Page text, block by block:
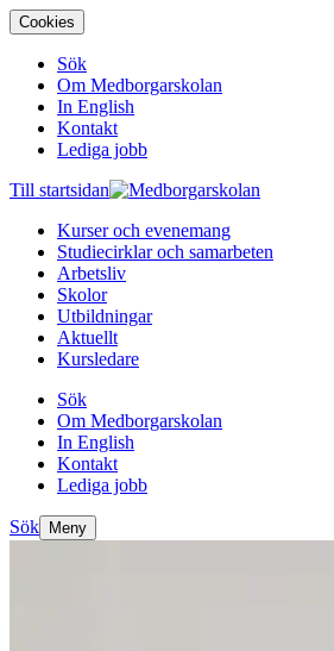
Cookies
Sök
Om Medborgarskolan
In English
Kontakt
Lediga jobb
Till startsidan
Kurser och evenemang
Studiecirklar och samarbeten
Arbetsliv
Skolor
Utbildningar
Aktuellt
Kursledare
Sök
Om Medborgarskolan
In English
Kontakt
Lediga jobb
Sök Meny